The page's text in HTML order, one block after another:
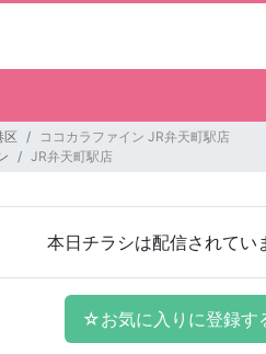
区
ココカラファイン JR弁天町駅店
JR弁天町駅店
本日チラシは配信されてい